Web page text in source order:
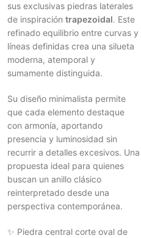
sus exclusivas piedras laterales
de inspiración trapezoidal. Este
refinado equilibrio entre curvas y
líneas definidas crea una silueta
moderna, atemporal y
sumamente distinguida.
Su diseño minimalista permite
que cada elemento destaque
con armonía, aportando
presencia y luminosidad sin
recurrir a detalles excesivos. Una
propuesta ideal para quienes
buscan un anillo clásico
reinterpretado desde una
perspectiva contemporánea.
✨ Piedra central corte oval de